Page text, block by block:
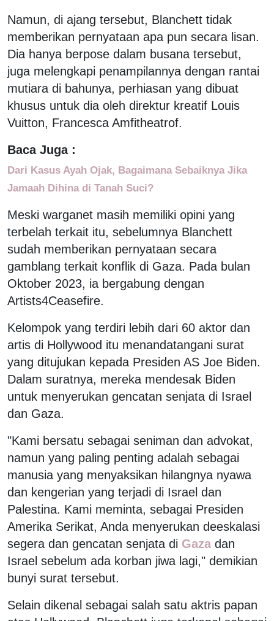
Namun, di ajang tersebut, Blanchett tidak
memberikan pernyataan apa pun secara lisan.
Dia hanya berpose dalam busana tersebut,
juga melengkapi penampilannya dengan rantai
mutiara di bahunya, perhiasan yang dibuat
khusus untuk dia oleh direktur kreatif Louis
Vuitton, Francesca Amfitheatrof.
Baca Juga :
Dari Kasus Ayah Ojak, Bagaimana Sebaiknya Jika
Jamaah Dihina di Tanah Suci?
Meski warganet masih memiliki opini yang
terbelah terkait itu, sebelumnya Blanchett
sudah memberikan pernyataan secara
gamblang terkait konflik di Gaza. Pada bulan
Oktober 2023, ia bergabung dengan
Artists4Ceasefire.
Kelompok yang terdiri lebih dari 60 aktor dan
artis di Hollywood itu menandatangani surat
yang ditujukan kepada Presiden AS Joe Biden.
Dalam suratnya, mereka mendesak Biden
untuk menyerukan gencatan senjata di Israel
dan Gaza.
"Kami bersatu sebagai seniman dan advokat,
namun yang paling penting adalah sebagai
manusia yang menyaksikan hilangnya nyawa
dan kengerian yang terjadi di Israel dan
Palestina. Kami meminta, sebagai Presiden
Amerika Serikat, Anda menyerukan deeskalasi
segera dan gencatan senjata di Gaza dan
Israel sebelum ada korban jiwa lagi," demikian
bunyi surat tersebut.
Selain dikenal sebagai salah satu aktris papan